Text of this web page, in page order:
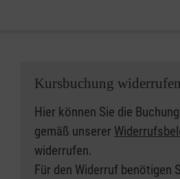
Kursbuchung widerrufen
Hier können Sie die
gemäß unserer
widerrufen.
Für den Widerruf benötigen